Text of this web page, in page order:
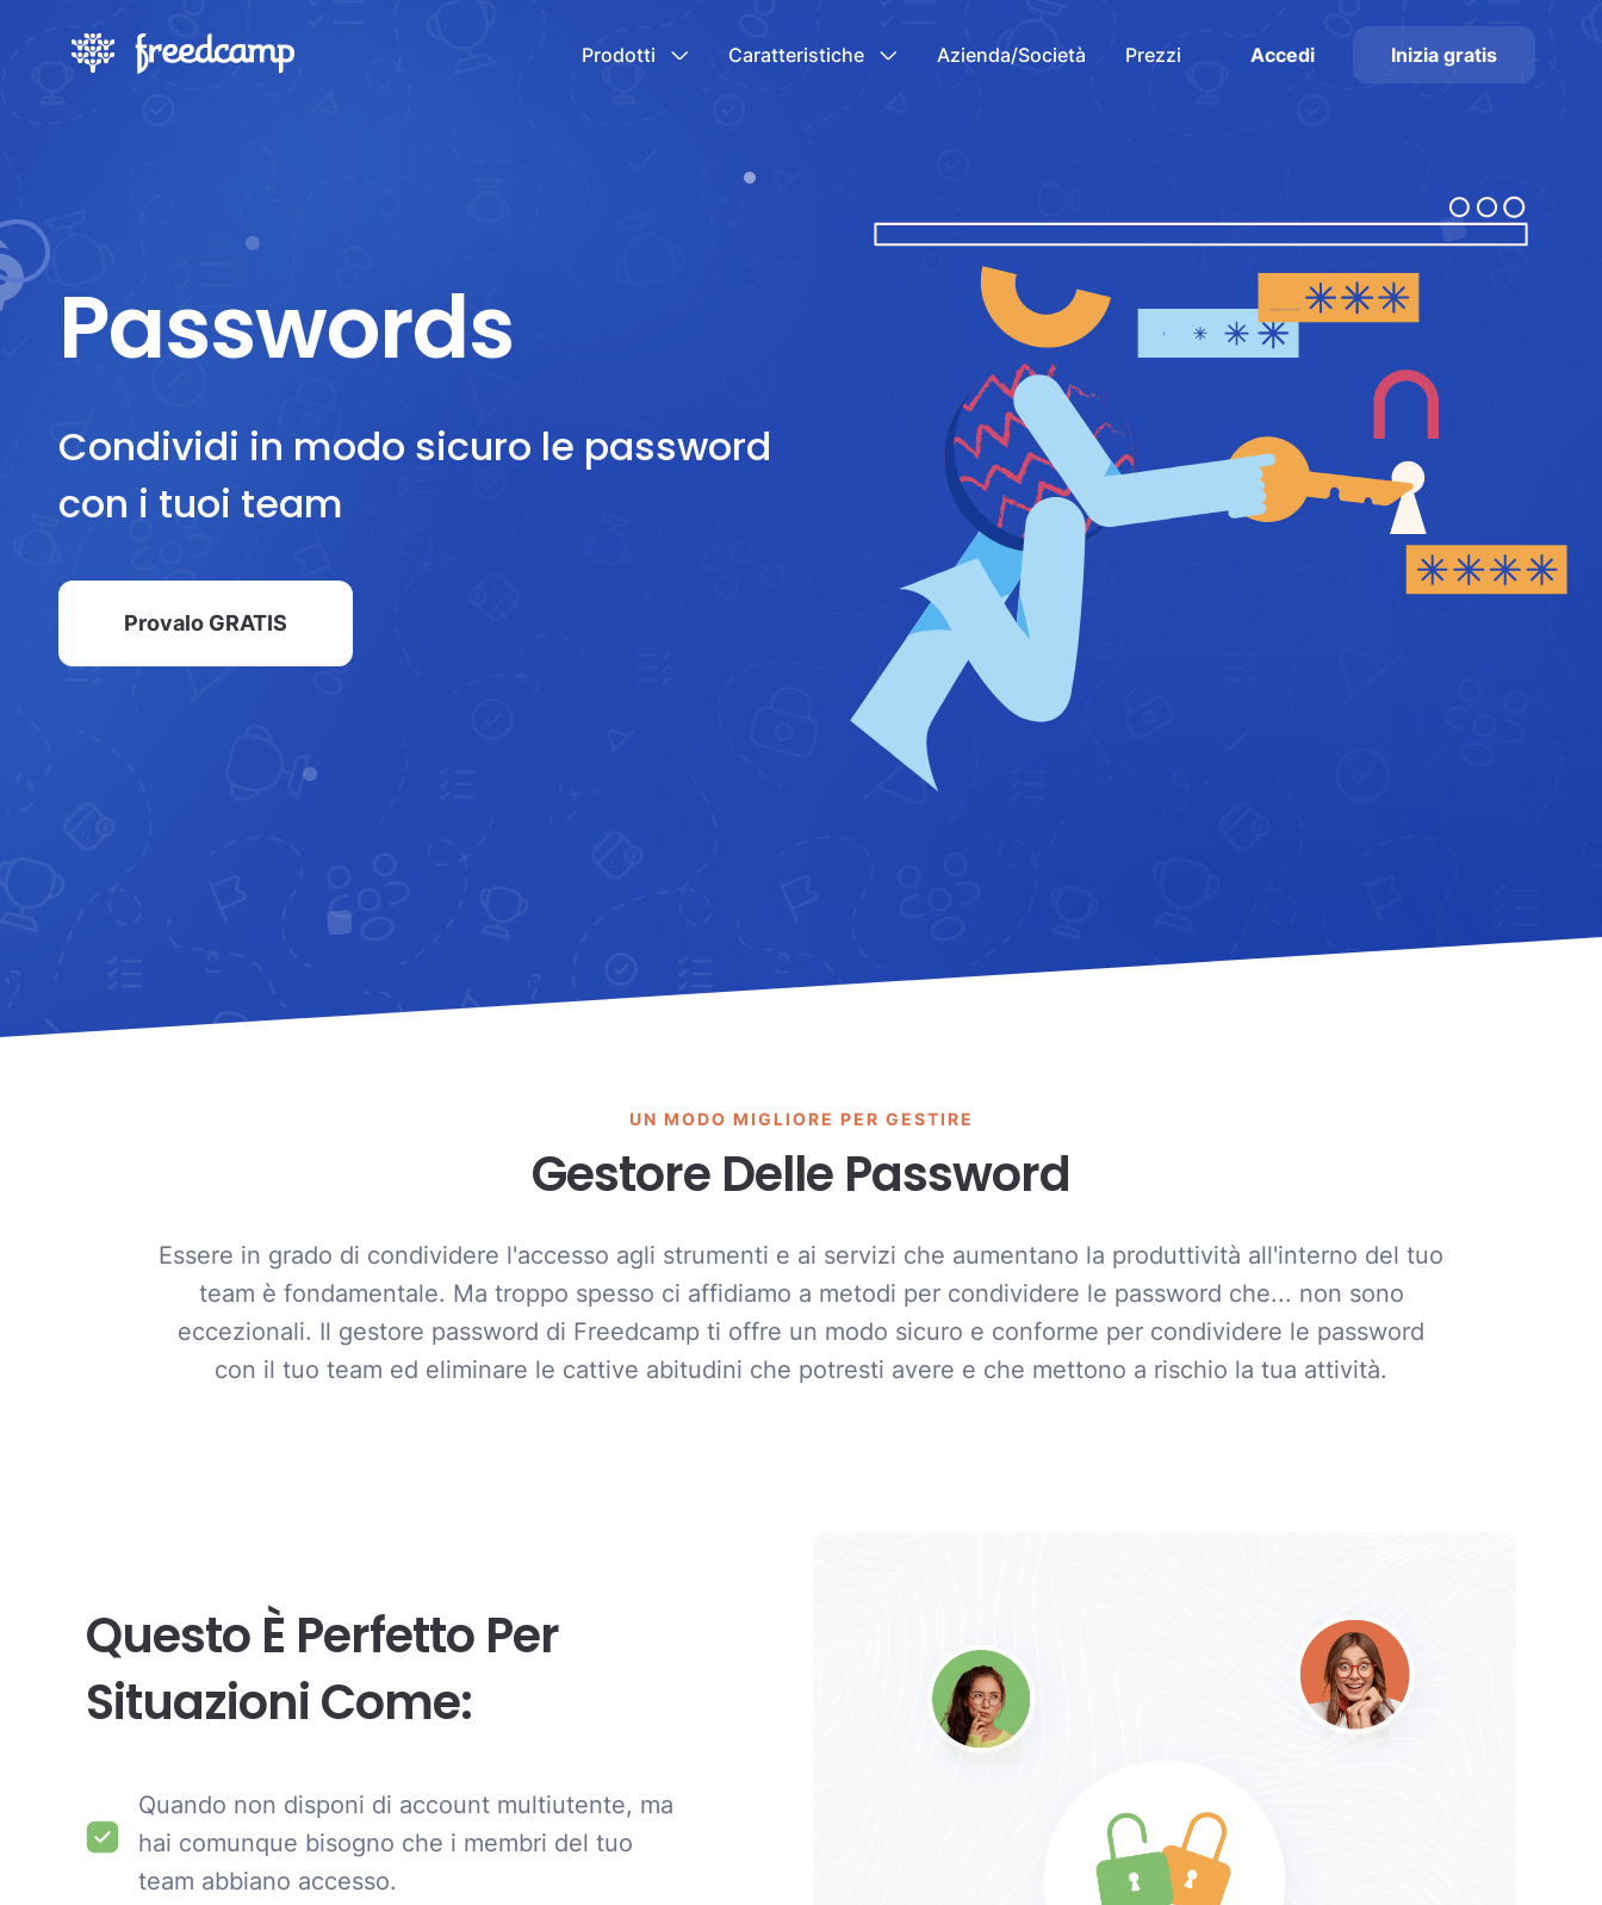
Prodotti Caratteristiche Azienda/Società Prezzi Accedi Inizia gratis
Passwords
Condividi in modo sicuro le password
con i tuoi team
Provalo GRATIS
UN MODO MIGLIORE PER GESTIRE
Gestore Delle Password
Essere in grado di condividere l'accesso agli strumenti e ai servizi che aumentano la produttività all'interno del tuo
team è fondamentale. Ma troppo spesso ci affidiamo a metodi per condividere le password che... non sono
eccezionali. Il gestore password di Freedcamp ti offre un modo sicuro e conforme per condividere le password
con il tuo team ed eliminare le cattive abitudini che potresti avere e che mettono a rischio la tua attività.
Questo È Perfetto Per
Situazioni Come:
Quando non disponi di account multiutente, ma
hai comunque bisogno che i membri del tuo
team abbiano accesso.